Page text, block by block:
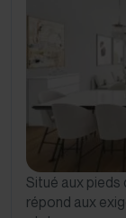
Situé aux pieds
répond aux